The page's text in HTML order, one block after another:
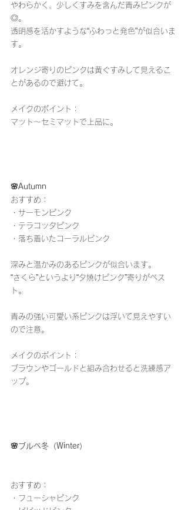
やわらかく、少しくすみを含んだ青みピンクが
◎。
透明感を活かすような“ふわっと発色”が似合いま
す。
オレンジ寄りのピンクは黄ぐすみして見えるこ
とがあるので避けて。
メイクのポイント：
マット〜セミマットで上品に。
🌸Autumn
おすすめ：
・サーモンピンク
・テラコッタピンク
・落ち着いたコーラルピンク
深みと温かみのあるピンクが似合います。
“さくら”というより“夕焼けピンク”寄りがベス
ト。
青みの強い可愛い系ピンクは浮いて見えやすい
ので注意。
メイクのポイント：
ブラウンやゴールドと組み合わせると洗練感ア
ップ。
🌸ブルベ冬（Winter）
おすすめ：
・フューシャピンク